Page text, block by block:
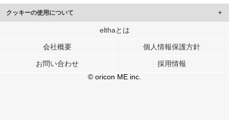
クッキーの使用について
このサイトでは Cookie を使用して、ユーザーに合わせたコンテンツや広告の
行っています。
メディアや広告配信、データ解析の各パートナーに提供しています。
各パートナーは、この情報とユーザーが各パートナーに提供した他の情報や、
ユーザーが各パートナーのサービスを使用したときに収集した他の情報を組み
elthaとは
会社概要 個人情報保護方針
お問い合わせ
採用情報
© oricon ME inc.